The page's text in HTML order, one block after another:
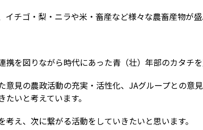
チゴ・梨・ニラや米・畜産など様々な農畜産物が盛
を図りながら時代にあった青（壮）年部のカタチ
意見の農政活動の充実・活性化、JAグループとの意
いと考えています。
え、次に繋がる活動をしていきたいと思います。